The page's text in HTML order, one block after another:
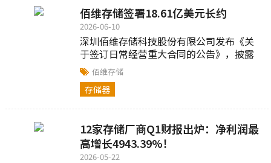
佰维存储签署18.61亿美元长约
2026-06-10
深圳佰维存储科技股份有限公司发布《关
于签订日常经营重大合同的公告》，披露
与某存储原厂签署日常经营性采购合同...
佰维存储
存储器
12家存储厂商Q1财报出炉：净利润最
高增长4943.39%！
2026-05-22